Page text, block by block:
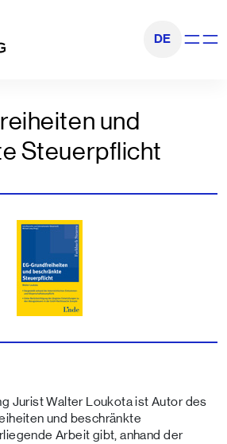
DE Show
und
Steuerpflicht
Jurist Walter Loukota ist Autor des
und beschränkte
Arbeit gibt, anhand der